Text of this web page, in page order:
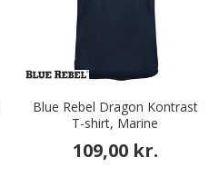
Blue Rebel Dragon Kontrast
T-shirt, Marine
109,00 kr.